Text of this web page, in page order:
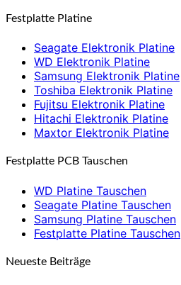
Festplatte Platine
Seagate Elektronik Platine
WD Elektronik Platine
Samsung Elektronik Platine
Toshiba Elektronik Platine
Fujitsu Elektronik Platine
Hitachi Elektronik Platine
Maxtor Elektronik Platine
Festplatte PCB Tauschen
WD Platine Tauschen
Seagate Platine Tauschen
Samsung Platine Tauschen
Festplatte Platine Tauschen
Neueste Beiträge